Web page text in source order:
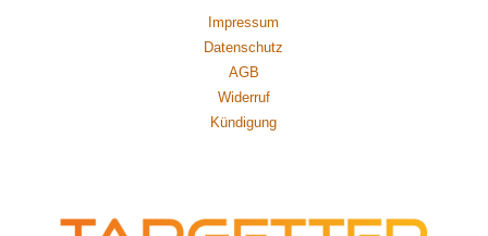
Impressum
Datenschutz
AGB
Widerruf
Kündigung